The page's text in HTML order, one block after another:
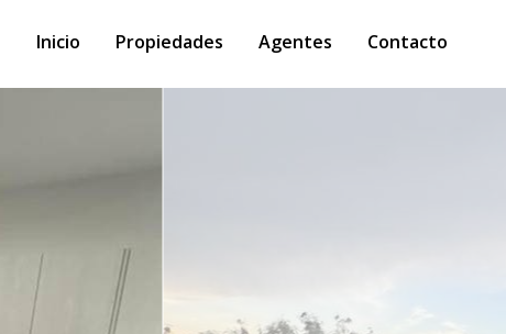
Inicio Propiedades Agentes Contacto